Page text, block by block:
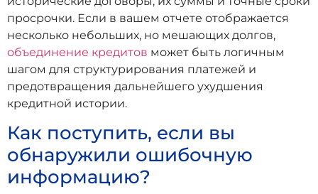
просрочки. Если в вашем отчете отображается
несколько небольших, но мешающих долгов,
объединение кредитов может быть логичным
шагом для структурирования платежей и
предотвращения дальнейшего ухудшения
кредитной истории.
Как поступить, если вы
обнаружили ошибочную
информацию?